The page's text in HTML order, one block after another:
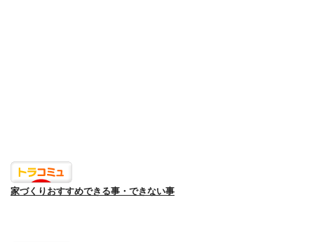
家づくりおすすめできる事・できない事